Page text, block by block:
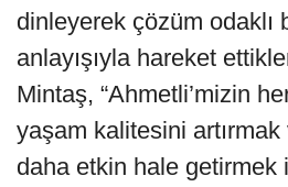
dinleyerek çözüm odaklı
anlayışıyla hareket
Mintaş, “Ahmetli’mizin
yaşam kalitesini
daha etkin hale getirmek